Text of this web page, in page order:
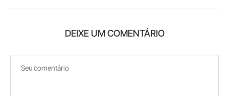
DEIXE UM COMENTÁRIO